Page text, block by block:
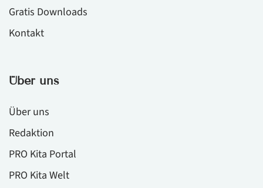
Gratis Downloads
Kontakt
Über uns
Über uns
Redaktion
PRO Kita Portal
PRO Kita Welt